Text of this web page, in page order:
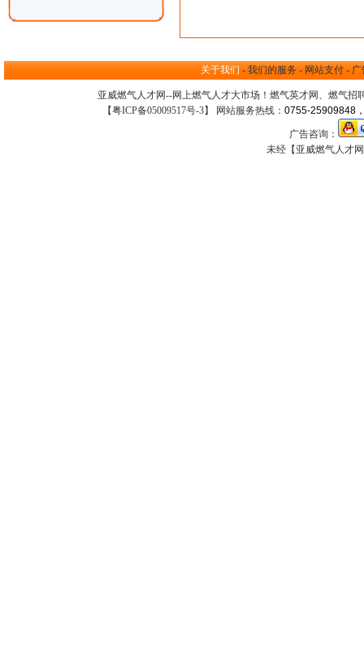
关于我们 - 我们的服务 - 网站支付- 广
亚威燃气人才网--网上燃气人才大市场 ！ 燃气英才网 、 燃气招
【粤ICP备05009517号-3】 网站服务热线： 0755-25909848
广告咨询：
未经【亚威燃气人才